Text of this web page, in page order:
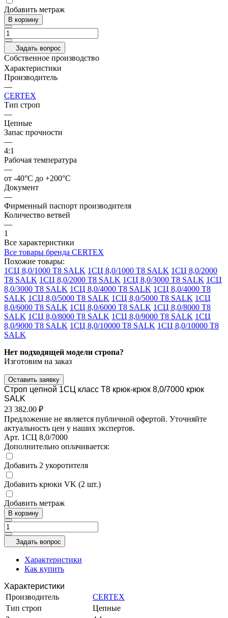
Добавить метраж
В корзину
Задать вопрос
Собственное производство
Характеристики
Производитель
—
CERTEX
Тип строп
—
Цепные
Запас прочности
—
4:1
Рабочая температура
—
от -40°C до +200°C
Документ
—
Фирменный паспорт производителя
Количество ветвей
—
1
Все характеристики
Все товары бренда CERTEX
Похожие товары:
1СЦ 8,0/1000 Т8 SALK 1СЦ 8,0/1000 Т8 SALK 1СЦ 8,0/2000
Т8 SALK 1СЦ 8,0/2000 Т8 SALK 1СЦ 8,0/3000 Т8 SALK 1СЦ
8,0/3000 Т8 SALK 1СЦ 8,0/4000 Т8 SALK 1СЦ 8,0/4000 Т8
SALK 1СЦ 8,0/5000 Т8 SALK 1СЦ 8,0/5000 Т8 SALK 1СЦ
8,0/6000 Т8 SALK 1СЦ 8,0/6000 Т8 SALK 1СЦ 8,0/8000 Т8
SALK 1СЦ 8,0/8000 Т8 SALK 1СЦ 8,0/9000 Т8 SALK 1СЦ
8,0/9000 Т8 SALK 1СЦ 8,0/10000 Т8 SALK 1СЦ 8,0/10000 Т8
SALK
Нет подходящей модели стропа?
Изготовим на заказ
Оставить заявку
Строп цепной 1СЦ класс Т8 крюк-крюк 8,0/7000 крюк
SALK
23 382.00 ₽
Предложение не является публичной офертой. Уточняйте
актуальность цен у наших экспертов.
Арт. 1СЦ 8,0/7000
Дополнительно оплачивается:
Добавить 2 укоротителя
Добавить крюки VK (2 шт.)
Добавить метраж
В корзину
Задать вопрос
Характеристики
Как купить
Характеристики
Производитель
CERTEX
Тип строп
Цепные